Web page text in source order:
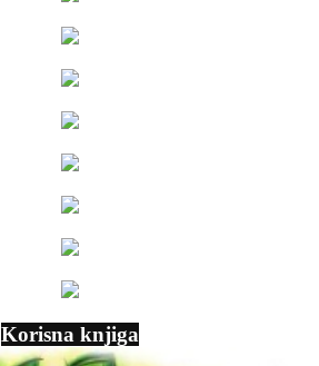
Korisna knjiga